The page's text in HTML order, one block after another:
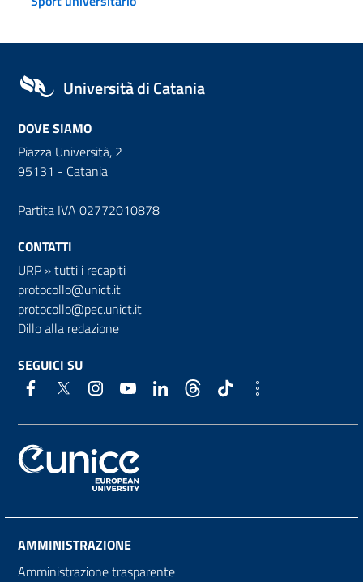
Università di Catania
DOVE SIAMO
Piazza Università, 2
95131 - Catania
Partita IVA 02772010878
CONTATTI
URP »tutti i recapiti
protocollo@unict.it
protocollo@pec.unict.it
Dillo alla redazione
SEGUICI SU
AMMINISTRAZIONE
Amministrazione trasparente